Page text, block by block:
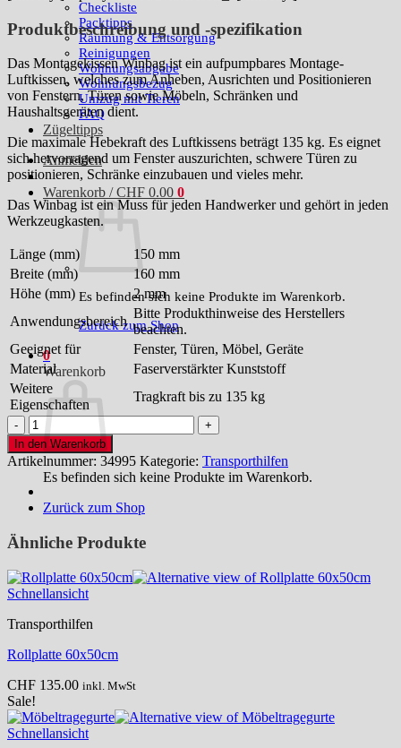
Checkliste
Packtipps
Räumung & Entsorgung
Reinigungen
Wohnungsabgabe
Wohnungsbezug
Umzug mit Tieren
FAQ
Zügeltipps
Anmelden
Warenkorb /CHF 0.00 0
Es befinden sich keine Produkte im Warenkorb.
Zurück zum Shop
0
Warenkorb
Es befinden sich keine Produkte im Warenkorb.
Zurück zum Shop
Produktbeschreibung und -spezifikation
Das Montagekissen Winbag ist ein aufpumpbares Montage-
Luftkissen, welches zum Anheben, Ausrichten und Positionieren
von Fenstern, Türen sowie Möbeln, Schränken und
Haushaltsgeräten dient.
Die maximale Hebekraft des Luftkissens beträgt 135 kg. Es eignet
sich hervorragend um Fenster auszurichten, schwere Türen zu
positionieren, Schränke einzubauen und vieles mehr.
Das Winbag ist ein Muss für jeden Handwerker und gehört in jeden
Werkzeugkasten.
Länge (mm)
150 mm
Breite (mm)
160 mm
Höhe (mm)
2 mm
Anwendungsbereich
Bitte Produkthinweise des Herstellers
beachten.
Geeignet für
Fenster, Türen, Möbel, Geräte
Material
Faserverstärkter Kunststoff
Weitere
Eigenschaften
Tragkraft bis zu 135 kg
NEU
!
Montagekissen
Winbag
135kg
Tragkraft
Menge
In den Warenkorb
Artikelnummer: 34995 Kategorie: Transporthilfen
Ähnliche Produkte
Schnellansicht
Transporthilfen
Rollplatte 60x50cm
CHF 135.00 inkl. MwSt
Sale!
Schnellansicht